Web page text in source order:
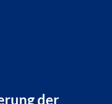
der